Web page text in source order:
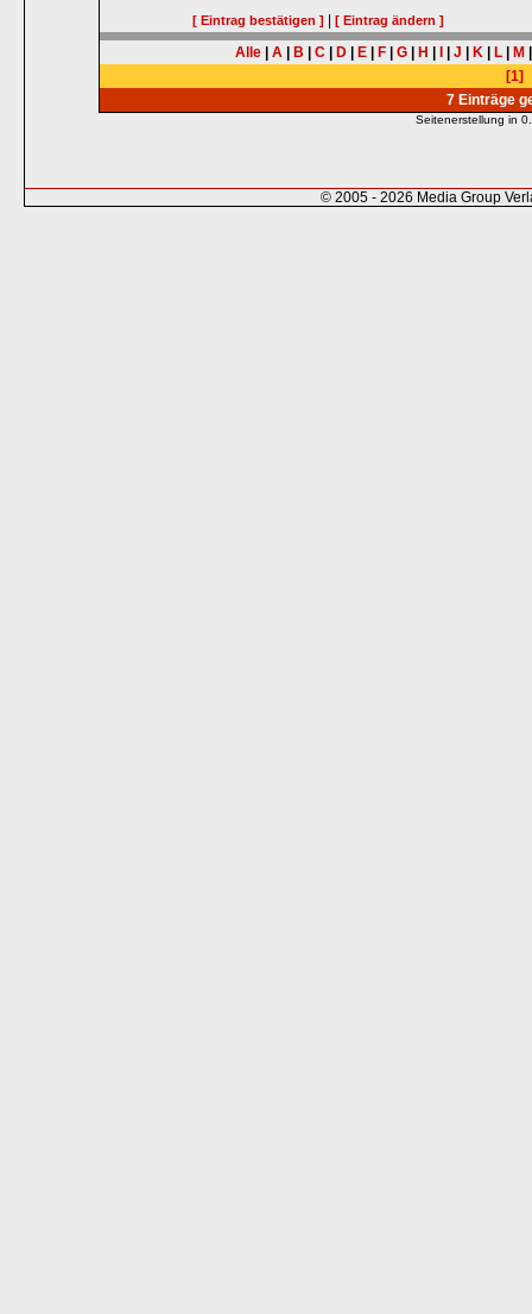
[ Eintrag bestätigen ] |[ Eintrag ändern ]
Alle A B C D E F G H J K L M
[1]
7 Einträge
Seitenerstellung in
© 2005 - 2026 Media Group